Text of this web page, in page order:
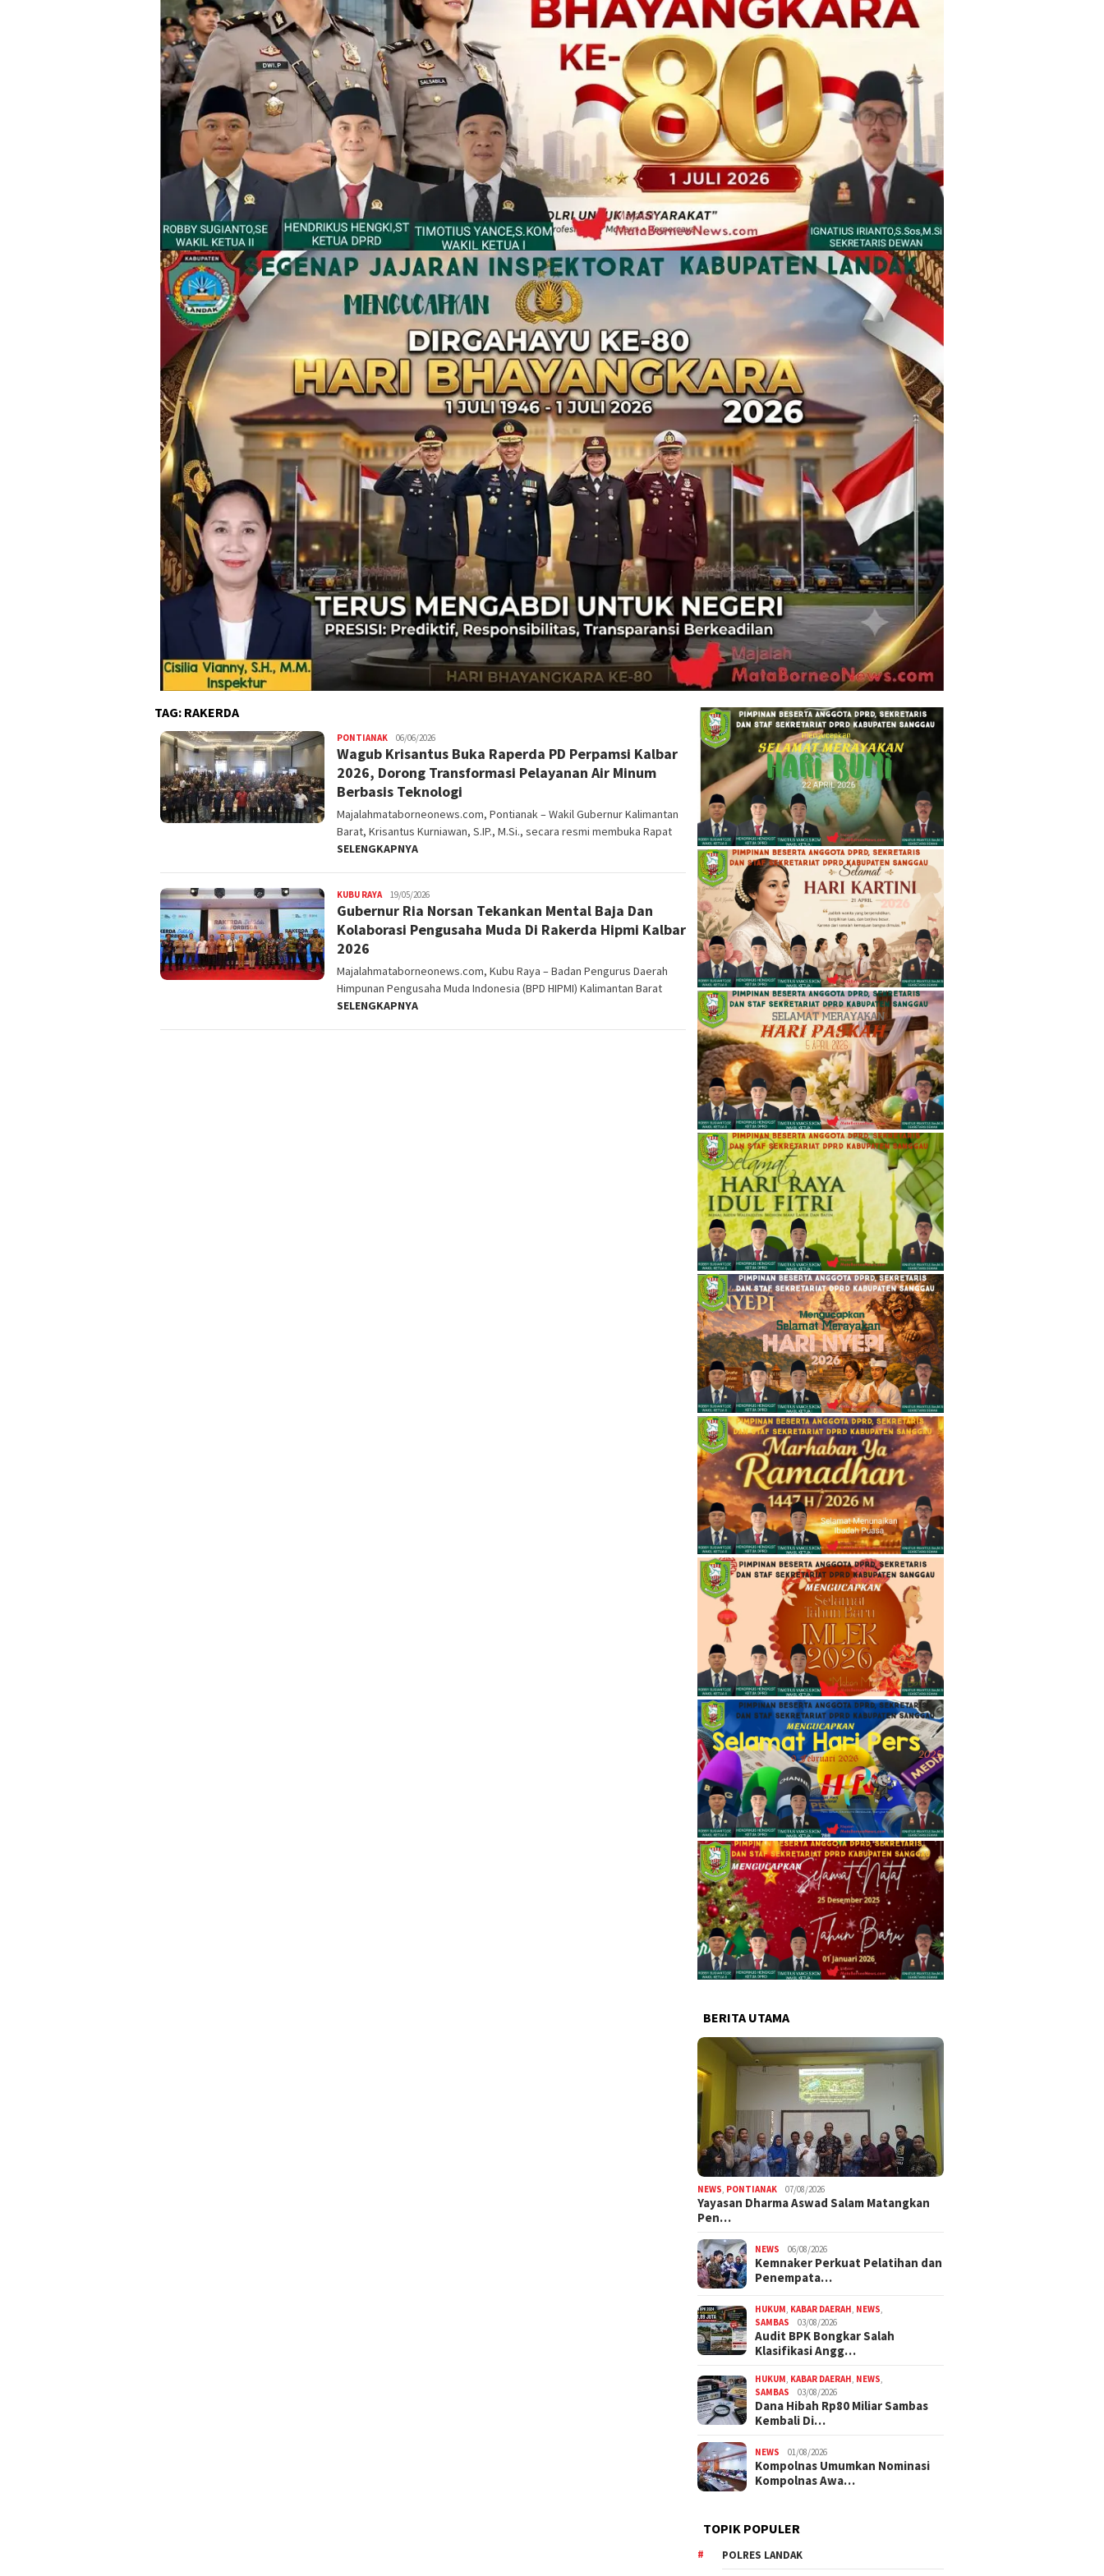
TAG: RAKERDA
PONTIANAK alvinrpk75
rifangga
06/06/2026
Wagub Krisantus Buka Raperda PD Perpamsi Kalbar
2026, Dorong Transformasi Pelayanan Air Minum
Berbasis Teknologi
Majalahmataborneonews.com, Pontianak – Wakil Gubernur Kalimantan
Barat, Krisantus Kurniawan, S.IP., M.Si., secara resmi membuka Rapat
SELENGKAPNYA
KUBU RAYAalvinrpk75
rifangga
19/05/2026
Gubernur Ria Norsan Tekankan Mental Baja Dan
Kolaborasi Pengusaha Muda Di Rakerda Hipmi Kalbar
2026
Majalahmataborneonews.com, Kubu Raya – Badan Pengurus Daerah
Himpunan Pengusaha Muda Indonesia (BPD HIPMI) Kalimantan Barat
SELENGKAPNYA
BERITA UTAMA
NEWS PONTIANAK 07/08/2026
Yayasan Dharma Aswad Salam Matangkan
Pen…
NEWS 06/08/2026
Kemnaker Perkuat Pelatihan dan
Penempata…
HUKUM KABAR DAERAH NEWS
SAMBAS
03/08/2026
Audit BPK Bongkar Salah
Klasifikasi Angg…
HUKUM KABAR DAERAH NEWS
SAMBAS
03/08/2026
Dana Hibah Rp80 Miliar Sambas
Kembali Di…
NEWS 01/08/2026
Kompolnas Umumkan Nominasi
Kompolnas Awa…
TOPIK POPULER
POLRES LANDAK